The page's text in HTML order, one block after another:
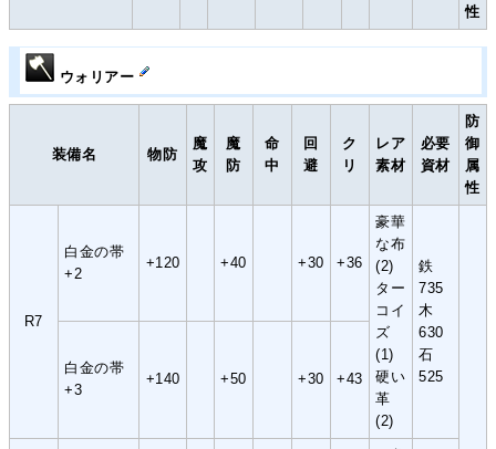
性
ウォリアー
装備名 物防
魔
攻
魔
防
命
中
回
避
ク
リ
レア
素材
必要
資材
防
御
属
性
R7
白金の帯
+2
+120 +40 +30 +36
豪華
な布
(2)
ター
コイ
ズ
(1)
硬い
革
(2)
鉄
735
木
630
石
525
白金の帯
+3
+140 +50 +30 +43